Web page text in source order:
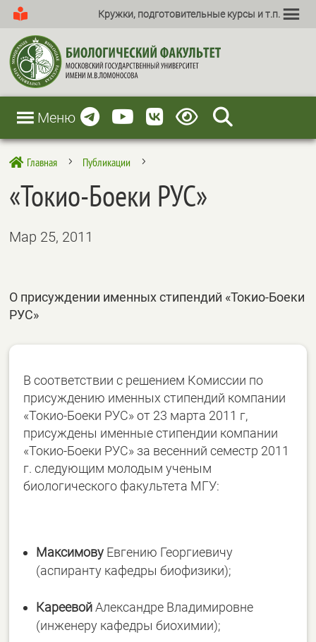
Кружки, подготовительные курсы и т.п.
Меню
 Главная 5 Публикации 5
«Токио-Боеки РУС»
Мар 25, 2011
О присуждении именных стипендий «Токио-Боеки
РУС»
В соответствии с решением Комиссии по
присуждению именных стипендий компании
«Токио-Боеки РУС» от 23 марта 2011 г,
присуждены именные стипендии компании
«Токио-Боеки РУС» за весенний семестр 2011
г. следующим молодым ученым
биологического факультета МГУ:
Максимову Евгению Георгиевичу
(аспиранту кафедры биофизики);
КареевойАлександре Владимировне
(инженеру кафедры биохимии);